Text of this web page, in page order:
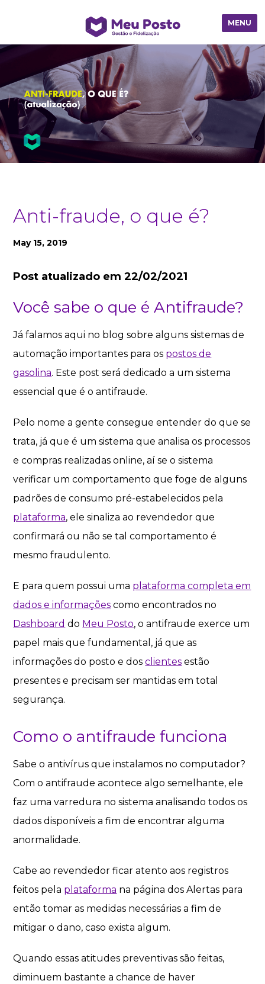
MENU
Anti-fraude, o que é?
May 15, 2019
Post atualizado em 22/02/2021
Você sabe o que é Antifraude?
Já falamos aqui no blog sobre alguns sistemas de
automação importantes para os postos de
gasolina. Este post será dedicado a um sistema
essencial que é o antifraude.
Pelo nome a gente consegue entender do que se
trata, já que é um sistema que analisa os processos
e compras realizadas online, aí se o sistema
verificar um comportamento que foge de alguns
padrões de consumo pré-estabelecidos pela
plataforma, ele sinaliza ao revendedor que
confirmará ou não se tal comportamento é
mesmo fraudulento.
E para quem possui uma plataforma completa em
dados e informações como encontrados no
Dashboard do Meu Posto, o antifraude exerce um
papel mais que fundamental, já que as
informações do posto e dosclientes estão
presentes e precisam ser mantidas em total
segurança.
Como o antifraude funciona
Sabe o antivírus que instalamos no computador?
Com o antifraude acontece algo semelhante, ele
faz uma varredura no sistema analisando todos os
dados disponíveis a fim de encontrar alguma
anormalidade.
Cabe ao revendedor ficar atento aos registros
feitos pela plataforma na página dos Alertas para
então tomar as medidas necessárias a fim de
mitigar o dano, caso exista algum.
Quando essas atitudes preventivas são feitas,
diminuem bastante a chance de haver